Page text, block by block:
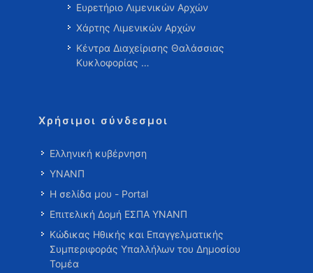
Ευρετήριο Λιμενικών Αρχών
Χάρτης Λιμενικών Αρχών
Κέντρα Διαχείρισης Θαλάσσιας
Κυκλοφορίας …
Χρήσιμοι σύνδεσμοι
Ελληνική κυβέρνηση
ΥΝΑΝΠ
Η σελίδα μου - Portal
Επιτελική Δομή ΕΣΠΑ ΥΝΑΝΠ
Κώδικας Ηθικής και Επαγγελματικής
Συμπεριφοράς Υπαλλήλων του Δημοσίου
Τομέα